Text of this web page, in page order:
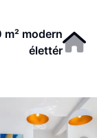
m² modern
élettér